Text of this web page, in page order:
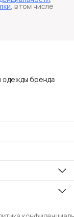
, в том числе
одежды бренда